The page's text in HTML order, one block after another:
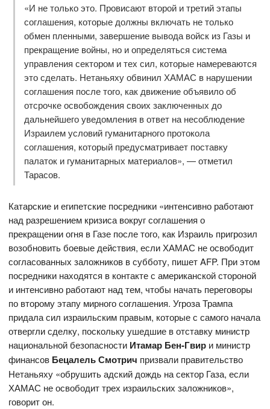
«И не только это. Провисают второй и третий этапы
соглашения, которые должны включать не только
обмен пленными, завершение вывода войск из Газы и
прекращение войны, но и определяться система
управления сектором и тех сил, которые намереваются
это сделать. Нетаньяху обвинил ХАМАС в нарушении
соглашения после того, как движение объявило об
отсрочке освобождения своих заключенных до
дальнейшего уведомления в ответ на несоблюдение
Израилем условий гуманитарного протокола
соглашения, который предусматривает поставку
палаток и гуманитарных материалов», — отметил
Тарасов.
Катарские и египетские посредники «интенсивно работают
над разрешением кризиса вокруг соглашения о
прекращении огня в Газе после того, как Израиль пригрозил
возобновить боевые действия, если ХАМАС не освободит
согласованных заложников в субботу, пишет AFP. При этом
посредники находятся в контакте с американской стороной
и интенсивно работают над тем, чтобы начать переговоры
по второму этапу мирного соглашения. Угроза Трампа
придала сил израильским правым, которые с самого начала
отвергли сделку, поскольку ушедшие в отставку министр
национальной безопасности Итамар Бен-Гвир и министр
финансов Бецалель Смотрич призвали правительство
Нетаньяху «обрушить адский дождь на сектор Газа, если
ХАМАС не освободит трех израильских заложников»,
говорит он.